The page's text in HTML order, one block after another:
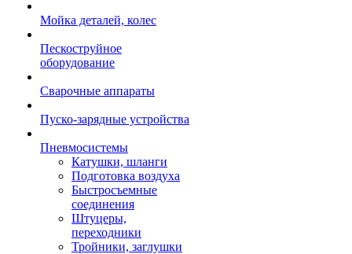
Мойка деталей, колес
Пескоструйное
оборудование
Сварочные аппараты
Пуско-зарядные устройства
Пневмосистемы
Катушки, шланги
Подготовка воздуха
Быстросъемные
соединения
Штуцеры,
переходники
Тройники, заглушки